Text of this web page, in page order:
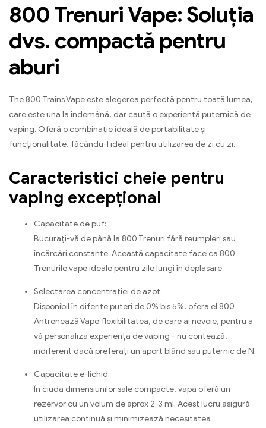
800 Trenuri Vape: Soluția
dvs. compactă pentru
aburi
The 800 Trains Vape este alegerea perfectă pentru toată lumea,
care este una la îndemână, dar caută o experiență puternică de
vaping. Oferă o combinație ideală de portabilitate și
funcționalitate, făcându-l ideal pentru utilizarea de zi cu zi.
Caracteristici cheie pentru
vaping excepțional
Capacitate de puf:
Bucurați-vă de până la 800 Trenuri fără reumpleri sau
încărcări constante. Această capacitate face ca 800
Trenurile vape ideale pentru zile lungi în deplasare.
Selectarea concentrației de azot:
Disponibil în diferite puteri de 0% bis 5%, ofera el 800
Antrenează Vape flexibilitatea, de care ai nevoie, pentru a
vă personaliza experiența de vaping - nu contează,
indiferent dacă preferați un aport blând sau puternic de N.
Capacitate e-lichid:
În ciuda dimensiunilor sale compacte, vapa oferă un
rezervor cu un volum de aprox 2-3 ml. Acest lucru asigură
utilizarea continuă și minimizează necesitatea